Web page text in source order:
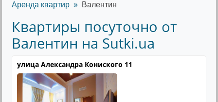
Аренда квартир Валентин
Квартиры посуточно от
Валентин на Sutki.ua
улица Александра Кониского 11